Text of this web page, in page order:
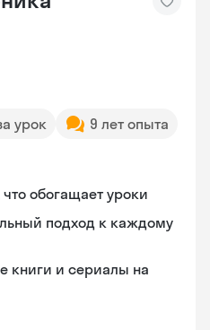
урок
9 лет опыта
обогащает уроки
подход к каждому
книги и сериалы на